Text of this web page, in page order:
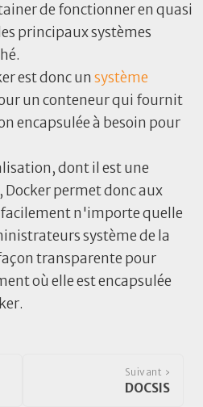
de fonctionner en quasi
principaux systèmes
est donc unsystème
un conteneur qui fournit
encapsulée à besoin pour
dont il est une
permet donc aux
n'importe quelle
système de la
transparente pour
où elle est encapsulée
Suivant ›
DOCSIS